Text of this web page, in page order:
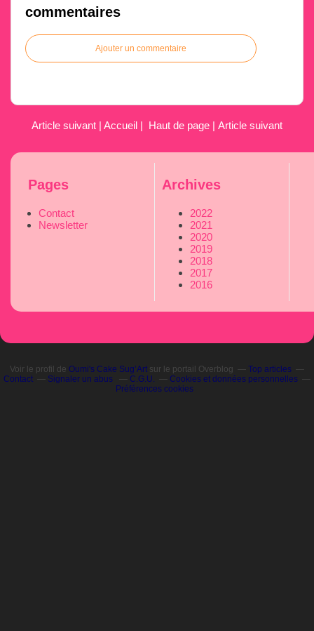
commentaires
Ajouter un commentaire
Article suivant | Accueil | Haut de page | Article suivant
Pages
Contact
Newsletter
Archives
2022
2021
2020
2019
2018
2017
2016
Voir le profil de Oumi's Cake Sug’Art sur le portail Overblog
Top articles
Contact
Signaler un abus C.G.U.
Cookies et données personnelles
Préférences cookies